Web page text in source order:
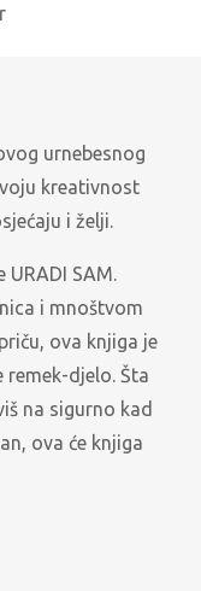
urnebesnog
kreativnost
i želji.
SAM.
i mnoštvom
ova knjiga je
remek-djelo. Šta
na sigurno kad
ova će knjiga